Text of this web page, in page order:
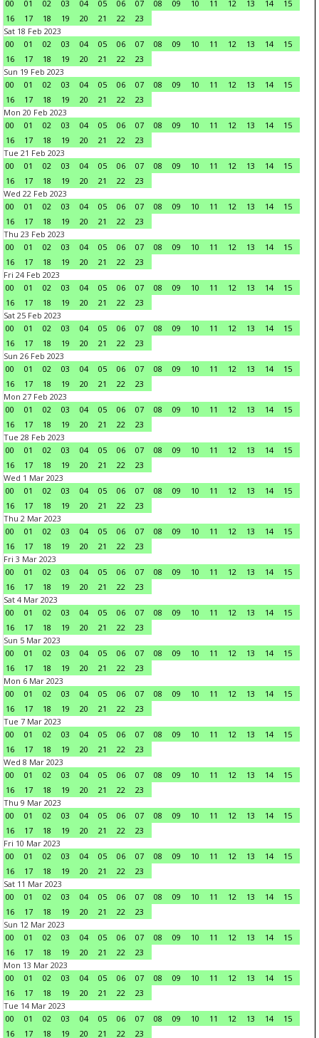
00
01 02 03 04 05 06 07 08 09 10 11 12 13 14
15
16
17 18 19 20 21 22
23
Sat 18 Feb 2023
00
01 02 03 04 05 06 07 08 09 10 11 12 13 14
15
16
17 18 19 20 21 22
23
Sun 19 Feb 2023
00
01 02 03 04 05 06 07 08 09 10 11 12 13 14
15
16
17 18 19 20 21 22
23
Mon 20 Feb 2023
00
01 02 03 04 05 06 07 08 09 10 11 12 13 14
15
16
17 18 19 20 21 22
23
Tue 21 Feb 2023
00
01 02 03 04 05 06 07 08 09 10 11 12 13 14
15
16
17 18 19 20 21 22
23
Wed 22 Feb 2023
00
01 02 03 04 05 06 07 08 09 10 11 12 13 14
15
16
17 18 19 20 21 22
23
Thu 23 Feb 2023
00
01 02 03 04 05 06 07 08 09 10 11 12 13 14
15
16
17 18 19 20 21 22
23
Fri 24 Feb 2023
00
01 02 03 04 05 06 07 08 09 10 11 12 13 14
15
16
17 18 19 20 21 22
23
Sat 25 Feb 2023
00
01 02 03 04 05 06 07 08 09 10 11 12 13 14
15
16
17 18 19 20 21 22
23
Sun 26 Feb 2023
00
01 02 03 04 05 06 07 08 09 10 11 12 13 14
15
16
17 18 19 20 21 22
23
Mon 27 Feb 2023
00
01 02 03 04 05 06 07 08 09 10 11 12 13 14
15
16
17 18 19 20 21 22
23
Tue 28 Feb 2023
00
01 02 03 04 05 06 07 08 09 10 11 12 13 14
15
16
17 18 19 20 21 22
23
Wed 1 Mar 2023
00
01 02 03 04 05 06 07 08 09 10 11 12 13 14
15
16
17 18 19 20 21 22
23
Thu 2 Mar 2023
00
01 02 03 04 05 06 07 08 09 10 11 12 13 14
15
16
17 18 19 20 21 22
23
Fri 3 Mar 2023
00
01 02 03 04 05 06 07 08 09 10 11 12 13 14
15
16
17 18 19 20 21 22
23
Sat 4 Mar 2023
00
01 02 03 04 05 06 07 08 09 10 11 12 13 14
15
16
17 18 19 20 21 22
23
Sun 5 Mar 2023
00
01 02 03 04 05 06 07 08 09 10 11 12 13 14
15
16
17 18 19 20 21 22
23
Mon 6 Mar 2023
00
01 02 03 04 05 06 07 08 09 10 11 12 13 14
15
16
17 18 19 20 21 22
23
Tue 7 Mar 2023
00
01 02 03 04 05 06 07 08 09 10 11 12 13 14
15
16
17 18 19 20 21 22
23
Wed 8 Mar 2023
00
01 02 03 04 05 06 07 08 09 10 11 12 13 14
15
16
17 18 19 20 21 22
23
Thu 9 Mar 2023
00
01 02 03 04 05 06 07 08 09 10 11 12 13 14
15
16
17 18 19 20 21 22
23
Fri 10 Mar 2023
00
01 02 03 04 05 06 07 08 09 10 11 12 13 14
15
16
17 18 19 20 21 22
23
Sat 11 Mar 2023
00
01 02 03 04 05 06 07 08 09 10 11 12 13 14
15
16
17 18 19 20 21 22
23
Sun 12 Mar 2023
00
01 02 03 04 05 06 07 08 09 10 11 12 13 14
15
16
17 18 19 20 21 22
23
Mon 13 Mar 2023
00
01 02 03 04 05 06 07 08 09 10 11 12 13 14
15
16
17 18 19 20 21 22
23
Tue 14 Mar 2023
00
01 02 03 04 05 06 07 08 09 10 11 12 13 14
15
16
17 18 19 20 21 22 23